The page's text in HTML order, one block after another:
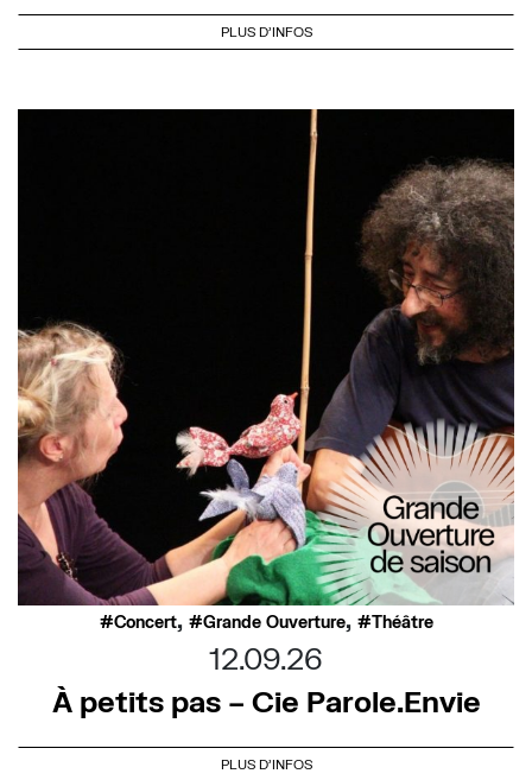
PLUS D'INFOS
Concert, Grande Ouverture, Théâtre
12.09.26
À petits pas – Cie Parole.Envie
PLUS D'INFOS